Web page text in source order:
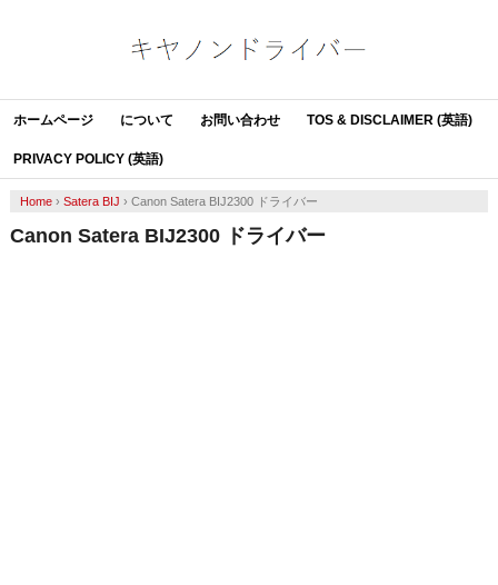
ホームページ について お問い合わせ TOS & DISCLAIMER (英語)
PRIVACY POLICY (英語)
Home› Satera BIJ › Canon Satera BIJ2300 ドライバー
Canon Satera BIJ2300 ドライバー